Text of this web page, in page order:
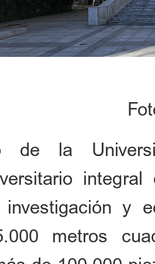
de la
investigación y
metros